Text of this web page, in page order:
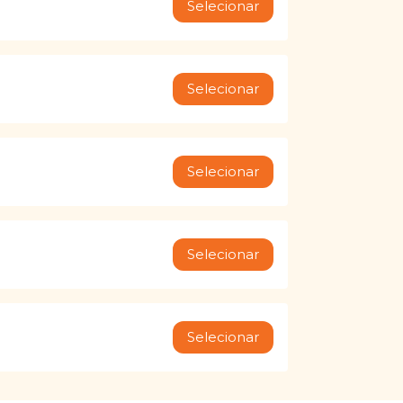
Selecionar
Selecionar
Selecionar
Selecionar
Selecionar